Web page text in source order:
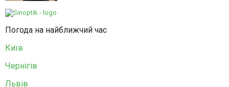
Погода на найближчий час
Київ
Чернігів
Львів